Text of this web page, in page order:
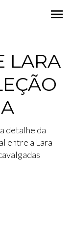
menu
LARA
detalhe da
entre a Lara